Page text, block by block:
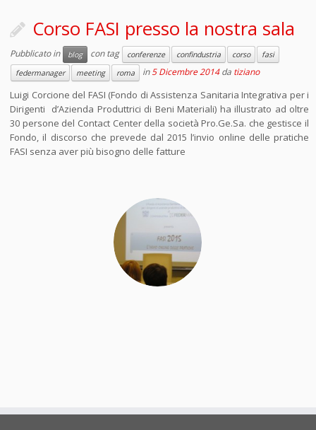
Corso FASI presso la nostra sala
Pubblicato in blog con tag conferenze confindustria corso
fasi
federmanager
meeting roma in5 Dicembre 2014 da tiziano
Luigi Corcione del FASI (Fondo di Assistenza Sanitaria Integrativa per i
Dirigenti d’Azienda Produttrici di Beni Materiali) ha illustrato ad oltre
30 persone del Contact Center della società Pro.Ge.Sa. che gestisce il
Fondo, il discorso che prevede dal 2015 l’invio online delle pratiche
FASI senza aver più bisogno delle fatture